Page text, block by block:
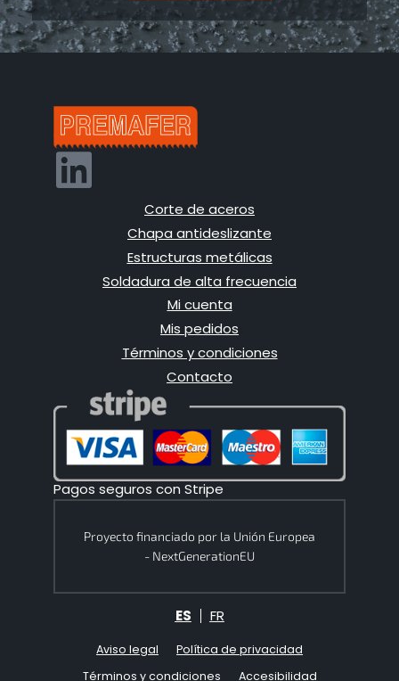
Corte de aceros
Chapa antideslizante
Estructuras metálicas
Soldadura de alta frecuencia
Mi cuenta
Mis pedidos
Términos y condiciones
Contacto
Pagos seguros con Stripe
Proyecto financiado por la Unión Europea
- NextGenerationEU
ES FR
Aviso legal
Política de privacidad
Términos y condiciones
Accesibilidad